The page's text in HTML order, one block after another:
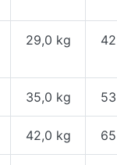
29,0 kg
35,0 kg
42,0 kg